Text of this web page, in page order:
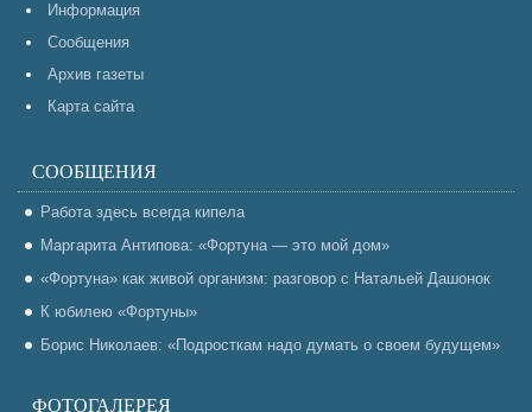
Информация
Сообщения
Архив газеты
Карта сайта
СООБЩЕНИЯ
Работа здесь всегда кипела
Маргарита Антипова: «Фортуна — это мой дом»
«Фортуна» как живой организм: разговор с Натальей Дашонок
К юбилею «Фортуны»
Борис Николаев: «Подросткам надо думать о своем будущем»
ФОТОГАЛЕРЕЯ